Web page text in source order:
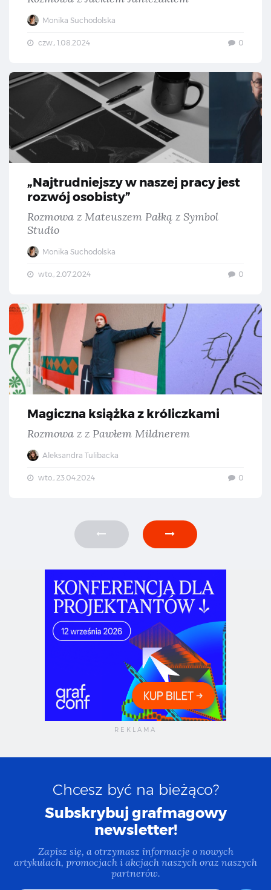
Monika Suchodolska
czw., 1.08.2024 0
„Najtrudniejszy w naszej pracy jest
rozwój osobisty”
Rozmowa z Mateuszem Pałką z Symbol
Studio
Monika Suchodolska
wto., 2.07.2024 0
Magiczna książka z króliczkami
Rozmowa z z Pawłem Mildnerem
Aleksandra Tulibacka
wto., 23.04.2024 0
Chcesz być na bieżąco?
Subskrybuj grafmagowy
newsletter!
Zapisz się, a otrzymasz informacje o nowych
artykułach, promocjach i akcjach naszych oraz naszych
partnerów.